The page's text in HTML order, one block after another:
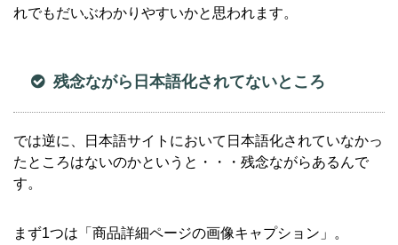
れでもだいぶわかりやすいかと思われます。
残念ながら日本語化されてないところ
では逆に、日本語サイトにおいて日本語化されていなかっ
たところはないのかというと・・・残念ながらあるんで
す。
まず1つは「商品詳細ページの画像キャプション」。